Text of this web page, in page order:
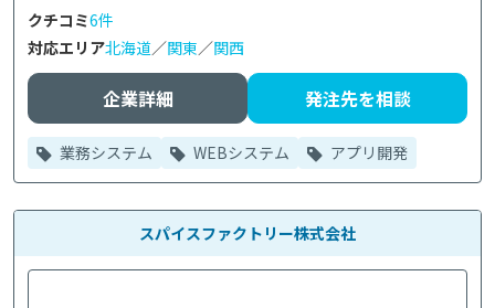
クチコミ6件
対応エリア北海道／関東／関西
企業詳細 発注先を相談
業務システム WEBシステム アプリ開発
スパイスファクトリー株式会社